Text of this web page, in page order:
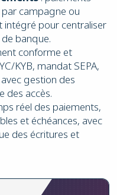
campagne ou
intégré pour centraliser
banque.
conforme et
KYB, mandat SEPA,
gestion des
des accès.
réel des paiements,
et échéances, avec
des écritures et